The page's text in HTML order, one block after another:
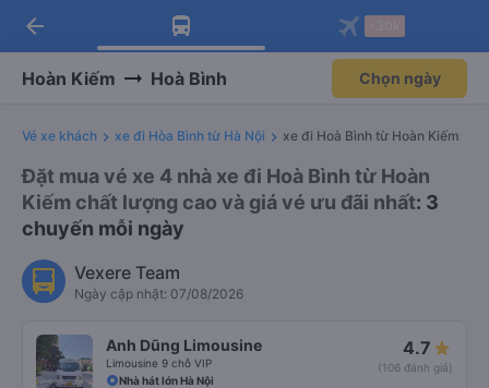
Tải app Vexere ngay!
Nhận ưu đãi thành viên độc
Mở app
Tải app Vexere
-30k/ghế khi đặt vé máy bay qua
Mở app
arrow_back
Hoàn Kiếm Hoà Bình Chọn ngày
Vé xe khách xe đi Hòa Bình từ Hà Nội xe đi Hoà Bình từ Hoàn Kiếm
Đặt mua vé xe 4 nhà xe đi Hoà Bình từ Hoàn
Kiếm chất lượng cao và giá vé ưu đãi nhất: 3
chuyến mỗi ngày
Vexere Team
Ngày cập nhật: 07/08/2026
Anh Dũng Limousine
Limousine 9 chỗ VIP
4.7
(106 đánh giá)
Nhà hát lớn Hà Nội